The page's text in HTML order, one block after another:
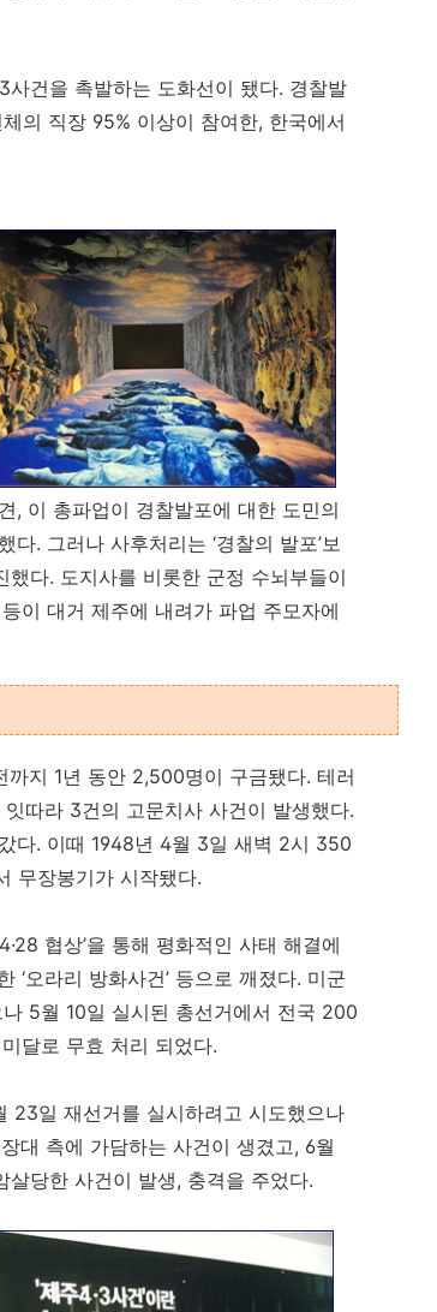
사건을 촉발하는 도화선이 됐다. 경찰발
의 직장 95% 이상이 참여한, 한국에서
, 이 총파업이 경찰발포에 대한 도민의
. 그러나 사후처리는 ‘경찰의 발포’보
했다. 도지사를 비롯한 군정 수뇌부들이
이 대거 제주에 내려가 파업 주모자에
까지 1년 동안 2,500명이 구금됐다. 테러
따라 3건의 고문치사 사건이 발생했다.
다. 이때 1948년 4월 3일 새벽 2시 350
무장봉기가 시작됐다.
협상’을 통해 평화적인 사태 해결에
‘오라리 방화사건’ 등으로 깨졌다. 미군
5월 10일 실시된 총선거에서 전국 200
달로 무효 처리 되었다.
23일 재선거를 실시하려고 시도했으나
대 측에 가담하는 사건이 생겼고, 6월
당한 사건이 발생, 충격을 주었다.